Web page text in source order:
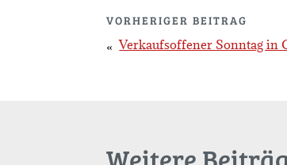
VORHERIGER BEITRAG
Verkaufsoffener Sonntag in